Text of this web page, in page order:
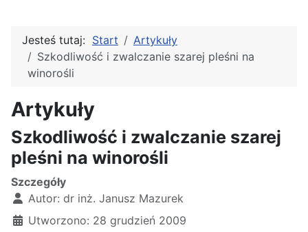
Jesteś tutaj: Start
Artykuły
Szkodliwość i zwalczanie szarej pleśni na
winorośli
Artykuły
Szkodliwość i zwalczanie szarej
pleśni na winorośli
Szczegóły
Autor: dr inż. Janusz Mazurek
Utworzono: 28 grudzień 2009